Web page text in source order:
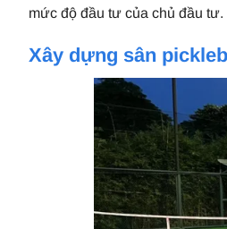
mức độ đầu tư của chủ đầu tư.
Xây dựng sân